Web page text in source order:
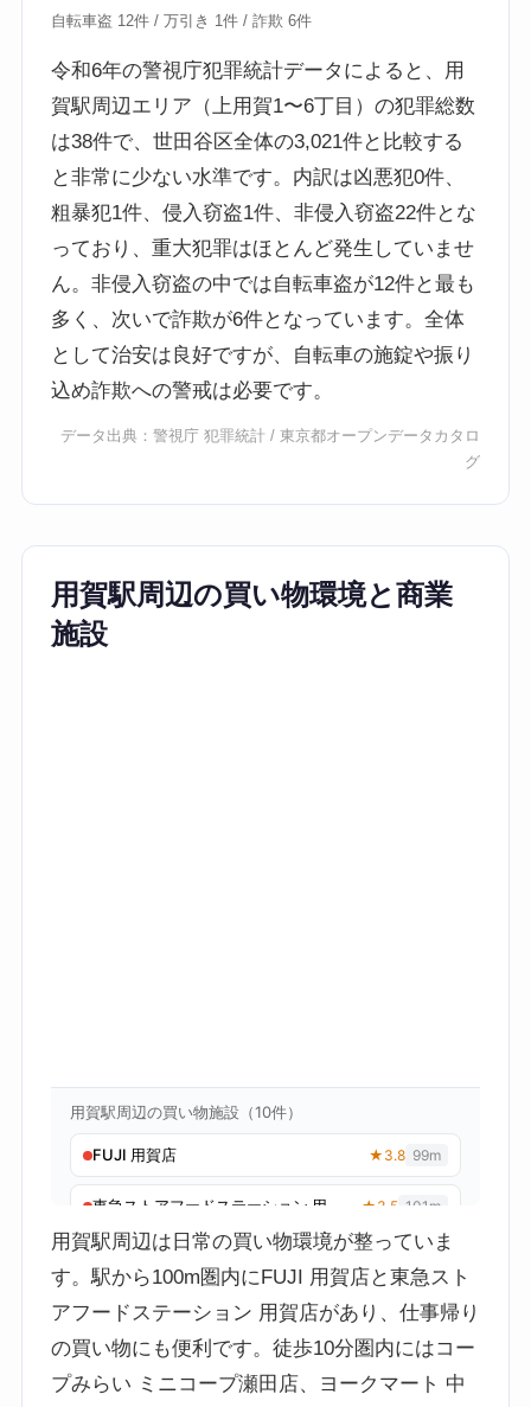
自転車盗 12件 / 万引き 1件 / 詐欺 6件
令和6年の警視庁犯罪統計データによると、用
賀駅周辺エリア（上用賀1〜6丁目）の犯罪総数
は38件で、世田谷区全体の3,021件と比較する
と非常に少ない水準です。内訳は凶悪犯0件、
粗暴犯1件、侵入窃盗1件、非侵入窃盗22件とな
っており、重大犯罪はほとんど発生していませ
ん。非侵入窃盗の中では自転車盗が12件と最も
多く、次いで詐欺が6件となっています。全体
として治安は良好ですが、自転車の施錠や振り
込め詐欺への警戒は必要です。
データ出典：警視庁 犯罪統計 /東京都オープンデータカタロ
グ
用賀駅周辺の買い物環境と商業
施設
用賀駅周辺は日常の買い物環境が整っていま
す。駅から100m圏内にFUJI 用賀店と東急スト
アフードステーション 用賀店があり、仕事帰り
の買い物にも便利です。徒歩10分圏内にはコー
プみらい ミニコープ瀬田店、ヨークマート 中